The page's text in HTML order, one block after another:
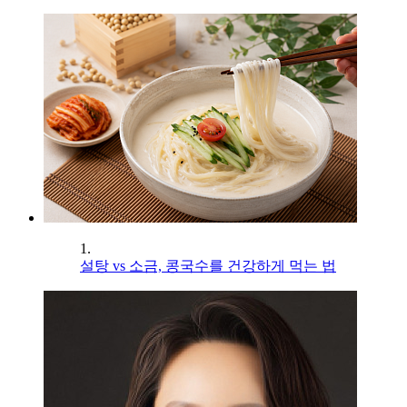
1.
설탕 vs 소금, 콩국수를 건강하게 먹는 법